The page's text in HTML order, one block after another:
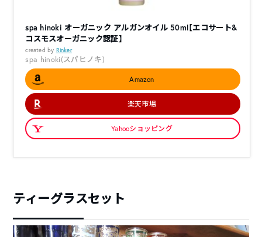
spa hinoki オーガニック アルガンオイル 50ml【エコサート&
コスモスオーガニック認証】
created by Rinker
spa hinoki(スパヒノキ)
Amazon
楽天市場
Yahooショッピング
ティーグラスセット